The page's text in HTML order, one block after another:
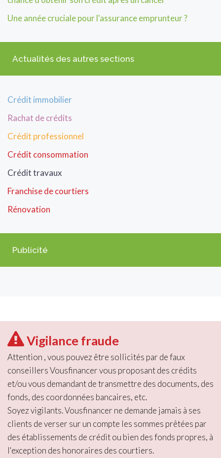
Une année cruciale pour l'assurance emprunteur ?
Actualités des autres sections
Crédit immobilier
Rachat de crédits
Crédit professionnel
Crédit consommation
Crédit travaux
Franchise de courtiers
Rénovation
Publicité
Vigilance fraude
Attention , vous pouvez être sollicités par de faux
conseillers Vousfinancer vous proposant des crédits
et/ou vous demandant de transmettre des documents, des
fonds, des coordonnées bancaires, etc.
Soyez vigilants. Vousfinancer ne demande jamais à ses
clients de verser sur un compte les sommes prêtées par
des établissements de crédit ou bien des fonds propres, à
l'exception des honoraires des courtiers.